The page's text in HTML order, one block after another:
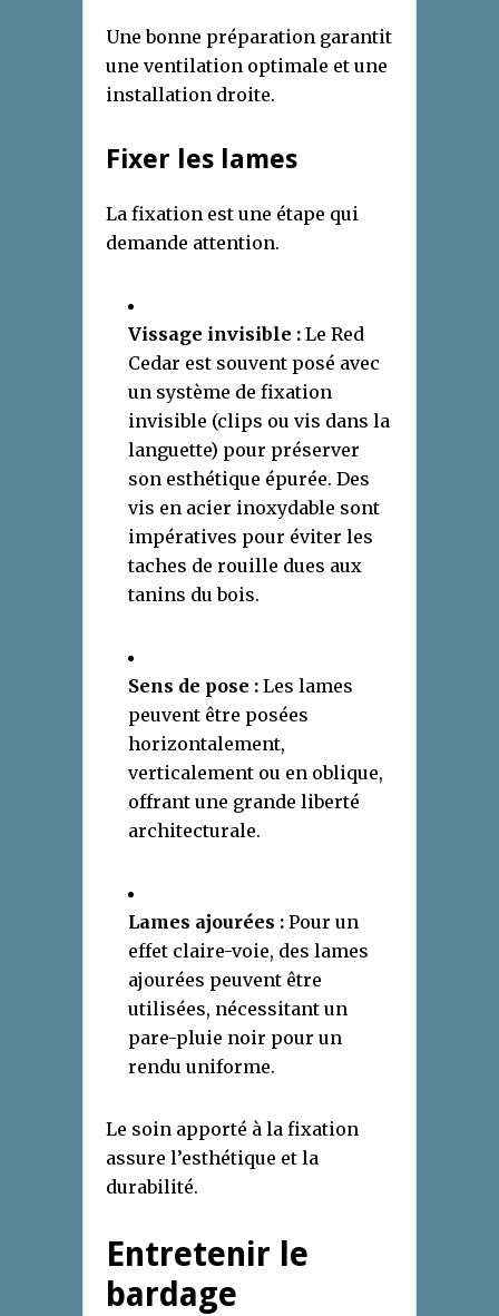
Une bonne préparation garantit
une ventilation optimale et une
installation droite.
Fixer les lames
La fixation est une étape qui
demande attention.
Vissage invisible : Le Red
Cedar est souvent posé avec
un système de fixation
invisible (clips ou vis dans la
languette) pour préserver
son esthétique épurée. Des
vis en acier inoxydable sont
impératives pour éviter les
taches de rouille dues aux
tanins du bois.
Sens de pose : Les lames
peuvent être posées
horizontalement,
verticalement ou en oblique,
offrant une grande liberté
architecturale.
Lames ajourées : Pour un
effet claire-voie, des lames
ajourées peuvent être
utilisées, nécessitant un
pare-pluie noir pour un
rendu uniforme.
Le soin apporté à la fixation
assure l’esthétique et la
durabilité.
Entretenir le
bardage